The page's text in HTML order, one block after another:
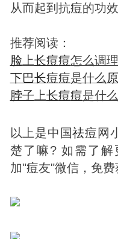
从而起到抗痘的功效
推荐阅读：
脸 上长痘痘怎么调理
下巴长痘痘是什么
脖子 上长痘痘是什么
以上是中国祛痘 网
楚了嘛? 如需了解
加"痘友"微信，免费